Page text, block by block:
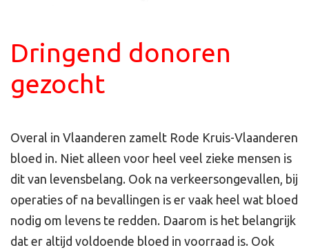
Dringend donoren
gezocht
Overal in Vlaanderen zamelt Rode Kruis-Vlaanderen
bloed in. Niet alleen voor heel veel zieke mensen is
dit van levensbelang. Ook na verkeersongevallen, bij
operaties of na bevallingen is er vaak heel wat bloed
nodig om levens te redden. Daarom is het belangrijk
dat er altijd voldoende bloed in voorraad is. Ook